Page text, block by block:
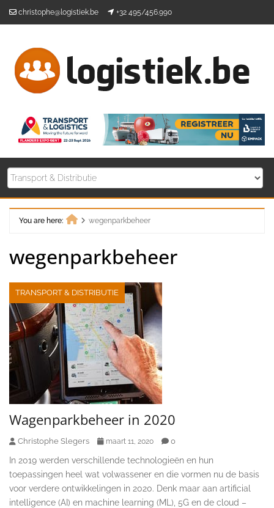
christophe@logistiek.be +32 495/456.990
You are here:
wegenparkbeheer
wegenparkbeheer
TRANSPORT & DISTRIBUTIE
Wagenparkbeheer in 2020
Christophe Slegers maart 11, 2020 0
In 2019 werden verschillende technologieën en hun
toepassingen heel wat volwassener en die vormen nu de basis
voor verdere ontwikkelingen in 2020. Denk maar aan artificial
intelligence (AI) en machine learning (ML), 5G en de cloud –